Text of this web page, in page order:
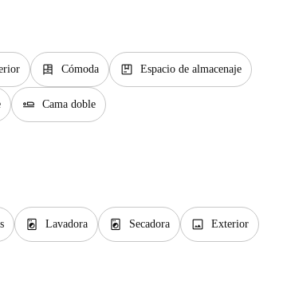
dresser Cómoda package Espacio de almacenaje
airline_seat_flat Cama doble
local_laundry_service Lavadora local_laundry_service Secadora image Exterior